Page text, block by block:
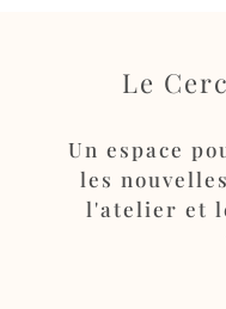
Le
Un espace
les
l'atelier et